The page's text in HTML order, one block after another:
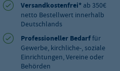
Versandkostenfrei* ab 350€
netto Bestellwert innerhalb
Deutschlands
Professioneller Bedarffür
Gewerbe, kirchliche-, soziale
Einrichtungen, Vereine oder
Behörden